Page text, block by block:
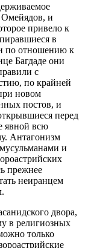
Омейядов, и
привело к
в
по отношению к
Багдаде они
с
по крайней
новом
постов, и
перед
явной всю
Антагонизм
и
прежнее
неиранцем
двора,
в религиозных
только